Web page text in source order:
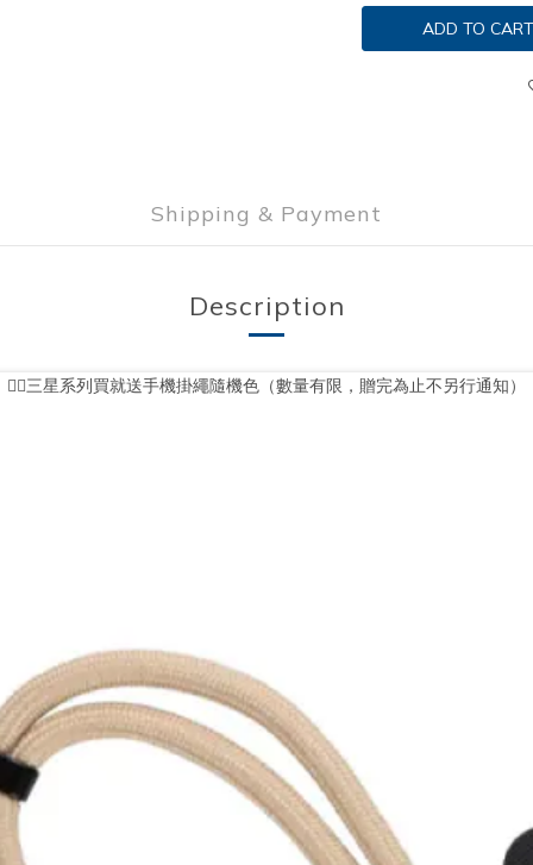
ADD TO CART
Shipping & Payment
Description
❤️‍🔥三星系列買就送手機掛繩隨機色（數量有限，贈完為止不另行通知）